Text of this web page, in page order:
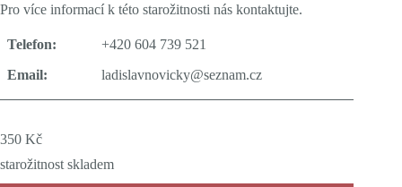
Pro více informací k této starožitnosti nás kontaktujte.
Telefon:
+420 604 739 521
Email:
ladislavnovicky@seznam.cz
350 Kč
starožitnost skladem